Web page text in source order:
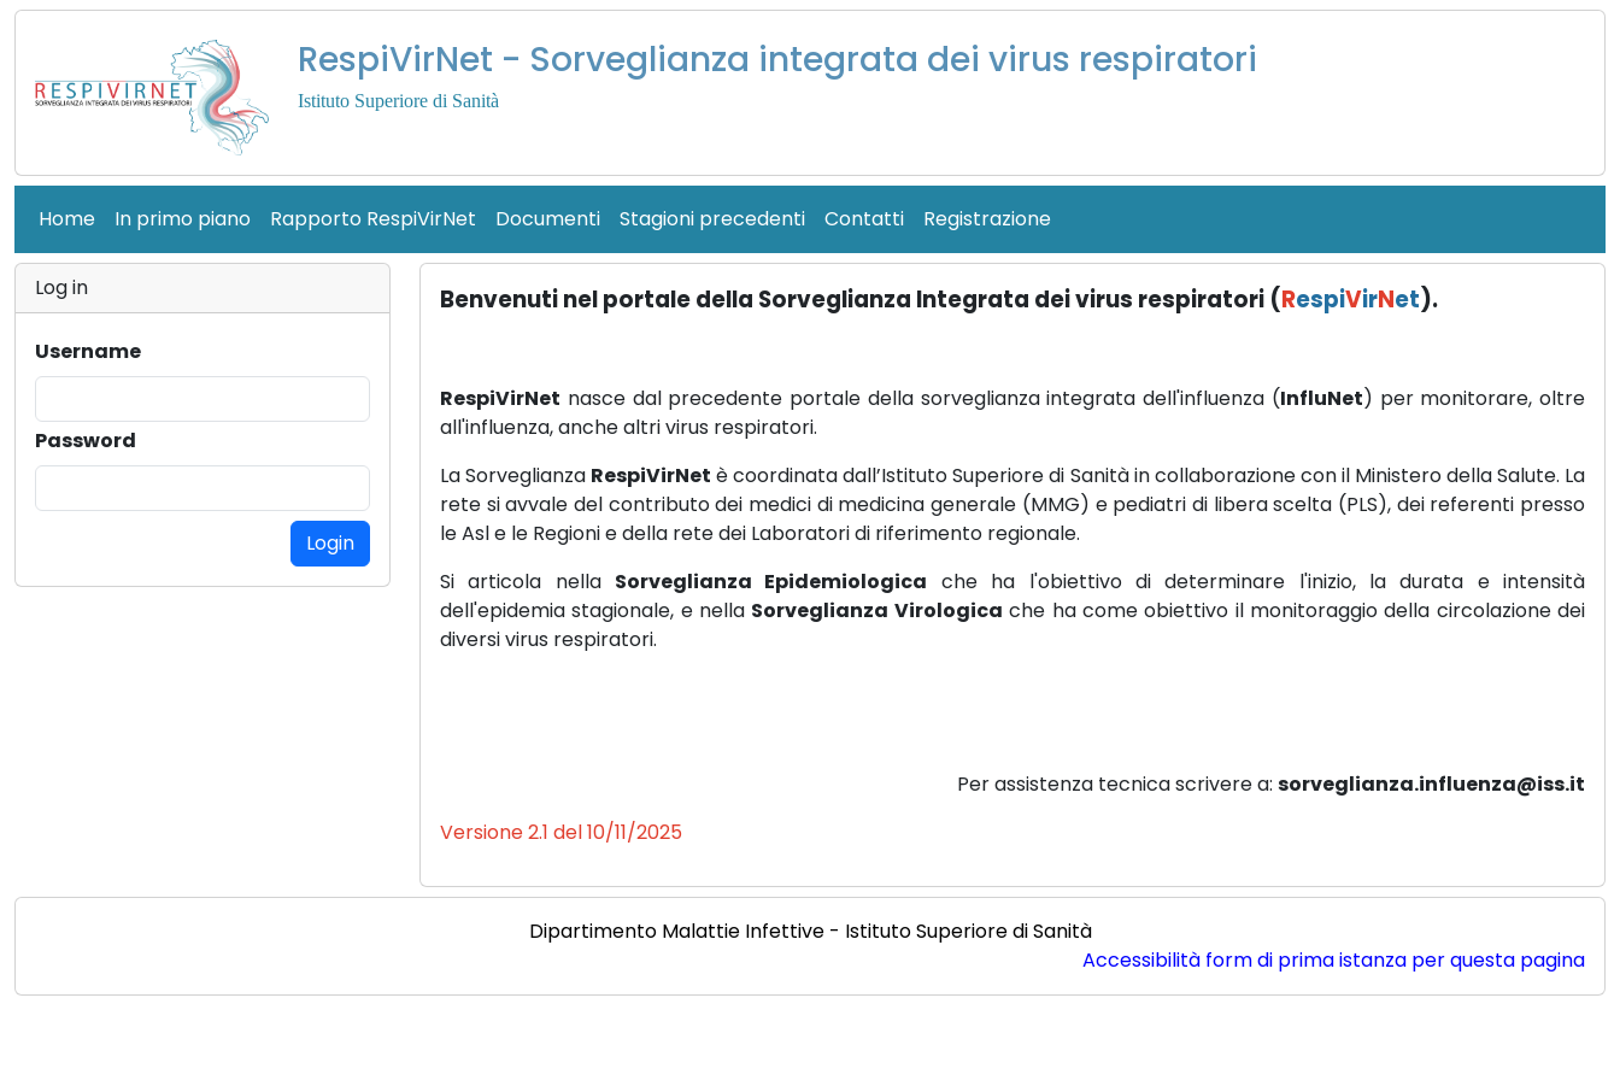
RespiVirNet - Sorveglianza integrata dei virus respiratori
Istituto Superiore di Sanità
Home In primo piano Rapporto RespiVirNet Documenti Stagioni precedenti Contatti Registrazione
Log in
Username
Password
Benvenuti nel portale della Sorveglianza Integrata dei virus respiratori (RespiVirNet).
RespiVirNet nasce dal precedente portale della sorveglianza integrata dell'influenza (InfluNet) per monitorare, oltre
all'influenza, anche altri virus respiratori.
La Sorveglianza RespiVirNet è coordinata dall’Istituto Superiore di Sanità in collaborazione con il Ministero della Salute. La
rete si avvale del contributo dei medici di medicina generale (MMG) e pediatri di libera scelta (PLS), dei referenti presso
le Asl e le Regioni e della rete dei Laboratori di riferimento regionale.
Si articola nella Sorveglianza Epidemiologica che ha l'obiettivo di determinare l'inizio, la durata e intensità
dell'epidemia stagionale, e nella Sorveglianza Virologica che ha come obiettivo il monitoraggio della circolazione dei
diversi virus respiratori.
Per assistenza tecnica scrivere a: sorveglianza.influenza@iss.it
Versione 2.1 del 10/11/2025
Dipartimento Malattie Infettive - Istituto Superiore di Sanità
Accessibilità form di prima istanza per questa pagina